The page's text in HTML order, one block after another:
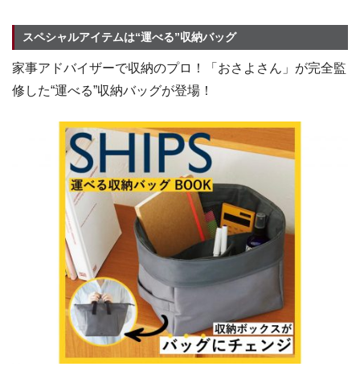
スペシャルアイテムは“運べる”収納バッグ
家事アドバイザーで収納のプロ！「おさよさん」が完全監
修した“運べる”収納バッグが登場！